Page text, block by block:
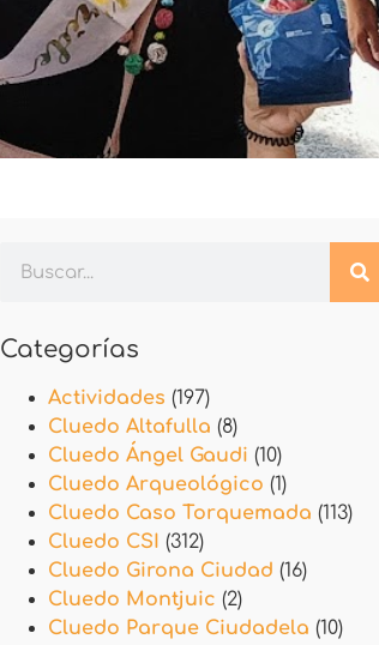
Categorías
Actividades (197)
Cluedo Altafulla (8)
Cluedo Ángel Gaudi (10)
Cluedo Arqueológico (1)
Cluedo Caso Torquemada (113)
Cluedo CSI (312)
Cluedo Girona Ciudad (16)
Cluedo Montjuic (2)
Cluedo Parque Ciudadela (10)